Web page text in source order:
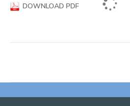
DOWNLOAD PDF